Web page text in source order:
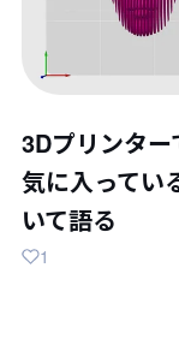
3Dプリンタ
気に入ってい
いて語る
1